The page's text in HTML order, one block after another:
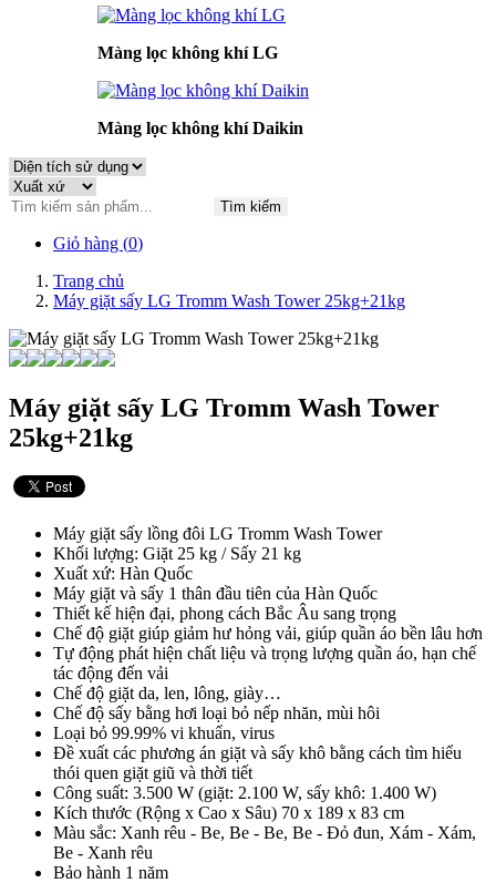
Màng lọc không khí LG
Màng lọc không khí Daikin
Tìm kiếm
Giỏ hàng (0)
Trang chủ
Máy giặt sấy LG Tromm Wash Tower 25kg+21kg
Máy giặt sấy LG Tromm Wash Tower
25kg+21kg
Máy giặt sấy lồng đôi LG Tromm Wash Tower
Khối lượng: Giặt 25 kg / Sấy 21 kg
Xuất xứ: Hàn Quốc
Máy giặt và sấy 1 thân đầu tiên của Hàn Quốc
Thiết kế hiện đại, phong cách Bắc Âu sang trọng
Chế độ giặt giúp giảm hư hỏng vải, giúp quần áo bền lâu hơn
Tự động phát hiện chất liệu và trọng lượng quần áo, hạn chế
tác động đến vải
Chế độ giặt da, len, lông, giày…
Chế độ sấy bằng hơi loại bỏ nếp nhăn, mùi hôi
Loại bỏ 99.99% vi khuẩn, virus
Đề xuất các phương án giặt và sấy khô bằng cách tìm hiểu
thói quen giặt giũ và thời tiết
Công suất: 3.500 W (giặt: 2.100 W, sấy khô: 1.400 W)
Kích thước (Rộng x Cao x Sâu) 70 x 189 x 83 cm
Màu sắc: Xanh rêu - Be, Be - Be, Be - Đỏ đun, Xám - Xám,
Be - Xanh rêu
Bảo hành 1 năm